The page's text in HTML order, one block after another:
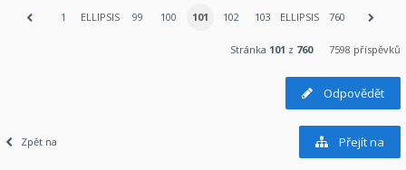
1 ELLIPSIS 99 100 101 102 103 ELLIPSIS 760
Stránka 101 z 760 7598 příspěvků
Odpovědět
Zpět na Přejít na